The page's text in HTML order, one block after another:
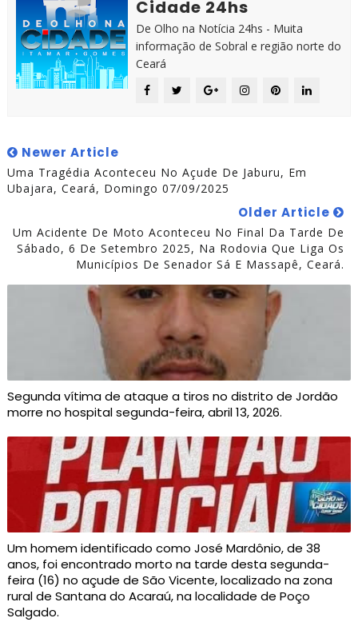
Cidade 24hs
De Olho na Notícia 24hs - Muita
informação de Sobral e região norte do
Ceará
Newer Article
Uma Tragédia Aconteceu No Açude De Jaburu, Em
Ubajara, Ceará, Domingo 07/09/2025
Older Article
Um Acidente De Moto Aconteceu No Final Da Tarde De
Sábado, 6 De Setembro 2025, Na Rodovia Que Liga Os
Municípios De Senador Sá E Massapê, Ceará.
Segunda vítima de ataque a tiros no distrito de Jordão
morre no hospital segunda-feira, abril 13, 2026.
Um homem identificado como José Mardônio, de 38
anos, foi encontrado morto na tarde desta segunda-
feira (16) no açude de São Vicente, localizado na zona
rural de Santana do Acaraú, na localidade de Poço
Salgado.